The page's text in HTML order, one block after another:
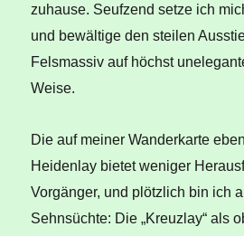
zuhause. Seufzend setze ich
und bewältige den steilen
Felsmassiv auf höchst
Weise.
Die auf meiner Wanderkarte
Heidenlay bietet weniger
Vorgänger, und plötzlich bin ich
Sehnsüchte: Die „Kreuzlay“ als